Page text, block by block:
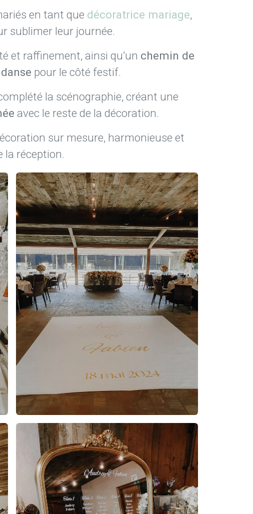
en tant que décoratrice mariage,
sublimer leur journée.
et raffinement, ainsi qu’un chemin de
pour le côté festif.
la scénographie, créant une
avec le reste de la décoration.
sur mesure, harmonieuse et
la réception.